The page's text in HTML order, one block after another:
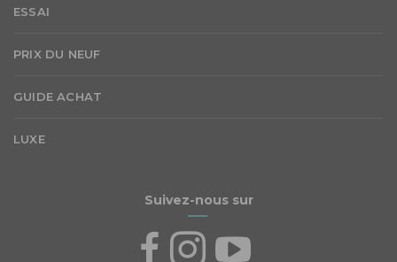
ESSAI
PRIX DU NEUF
GUIDE ACHAT
LUXE
Suivez-nous sur